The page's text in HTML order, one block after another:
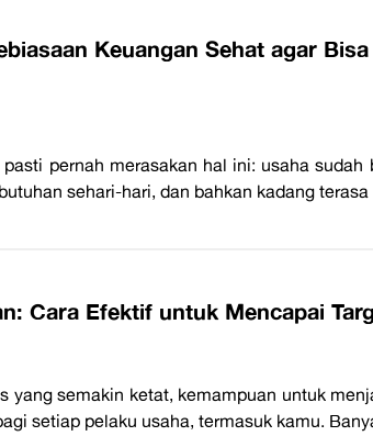
Keuangan Sehat agar
pernah merasakan hal ini: usaha
sehari-hari, dan bahkan kadang
Cara Efektif untuk Mencapai
yang semakin ketat, kemampuan untuk
setiap pelaku usaha, termasuk kamu.